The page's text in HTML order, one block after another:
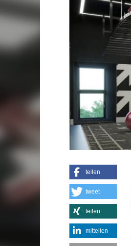
teilen
tweet
teilen
mitteilen